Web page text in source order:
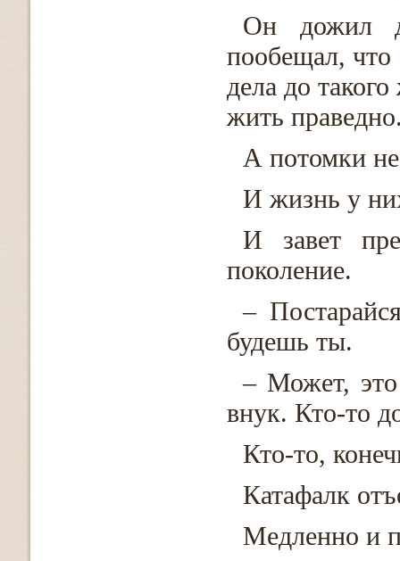
Он дожил
пообещал, что
дела до
жить
А потомки
И жизнь у
И завет
поколение.
–
будешь ты.
– Может,
внук. Кто-то
Кто-то,
Катафалк
Медленно и